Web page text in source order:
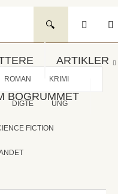
ARTIKLER
BOGRUMMET
ROMAN KRIMI
DIGTE UNG
FICTION